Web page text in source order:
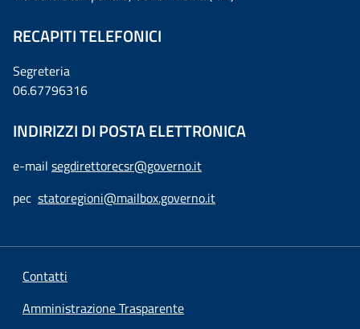
RECAPITI TELEFONICI
Segreteria
06.67796316
INDIRIZZI DI POSTA ELETTRONICA
e-mail segdirettorecsr@governo.it
pec statoregioni@mailbox.governo.it
Contatti
Amministrazione Trasparente